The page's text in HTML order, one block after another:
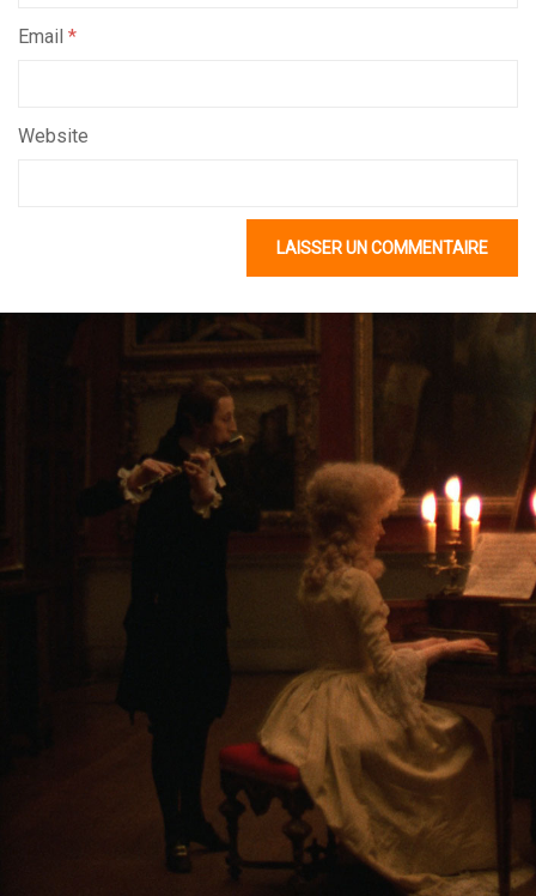
Email *
Website